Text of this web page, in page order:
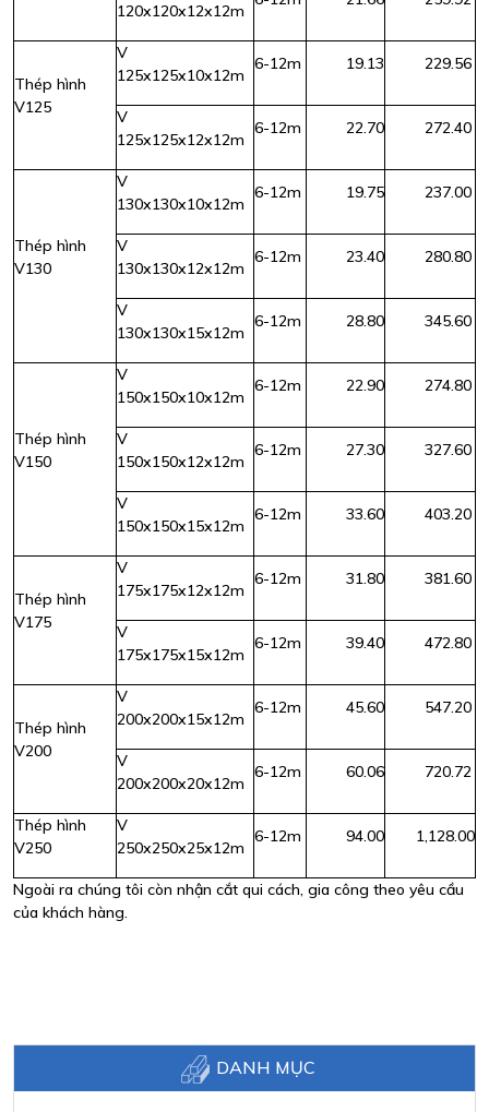
120x120x12x12m
Thép hình
V125
V
125x125x10x12m
6-12m 19.13 229.56
V
125x125x12x12m
6-12m 22.70 272.40
Thép hình
V130
V
130x130x10x12m
6-12m 19.75 237.00
V
130x130x12x12m
6-12m 23.40 280.80
V
130x130x15x12m
6-12m 28.80 345.60
Thép hình
V150
V
150x150x10x12m
6-12m 22.90 274.80
V
150x150x12x12m
6-12m 27.30 327.60
V
150x150x15x12m
6-12m 33.60 403.20
Thép hình
V175
V
175x175x12x12m
6-12m 31.80 381.60
V
175x175x15x12m
6-12m 39.40 472.80
Thép hình
V200
V
200x200x15x12m
6-12m 45.60 547.20
V
200x200x20x12m
6-12m 60.06 720.72
Thép hình
V250
V
250x250x25x12m
6-12m 94.00 1,128.00
Ngoài ra chúng tôi còn nhận cắt qui cách, gia công theo yêu cầu
của khách hàng.
DANH MỤC